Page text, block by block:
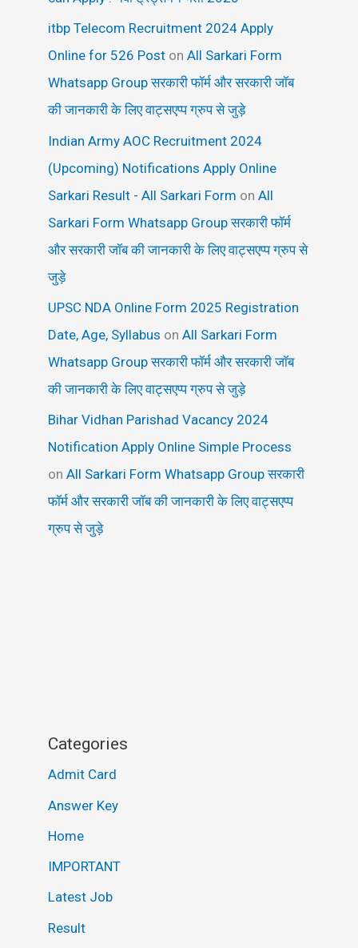
itbp Telecom Recruitment 2024 Apply
Online for 526 Post onAll Sarkari Form
Whatsapp Group सरकारी फॉर्म और सरकारी जॉब
की जानकारी के लिए वाट्सएप्प ग्रुप से जुड़े
Indian Army AOC Recruitment 2024
(Upcoming) Notifications Apply Online
Sarkari Result - All Sarkari Form onAll
Sarkari Form Whatsapp Group सरकारी फॉर्म
और सरकारी जॉब की जानकारी के लिए वाट्सएप्प ग्रुप से
जुड़े
UPSC NDA Online Form 2025 Registration
Date, Age, Syllabus onAll Sarkari Form
Whatsapp Group सरकारी फॉर्म और सरकारी जॉब
की जानकारी के लिए वाट्सएप्प ग्रुप से जुड़े
Bihar Vidhan Parishad Vacancy 2024
Notification Apply Online Simple Process
onAll Sarkari Form Whatsapp Group सरकारी
फॉर्म और सरकारी जॉब की जानकारी के लिए वाट्सएप्प
ग्रुप से जुड़े
Categories
Admit Card
Answer Key
Home
IMPORTANT
Latest Job
Result